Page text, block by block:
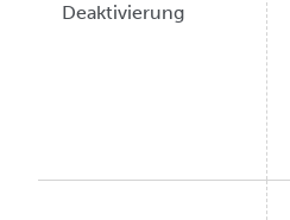
Deaktivierung